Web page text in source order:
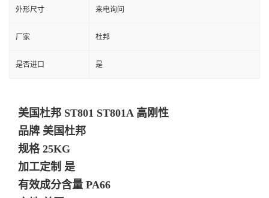
外形尺寸 来电询问
厂家 杜邦
是否进口 是
美国杜邦 ST801 ST801A 高刚性
品牌 美国杜邦
规格 25KG
加工定制 是
有效成分含量 PA66